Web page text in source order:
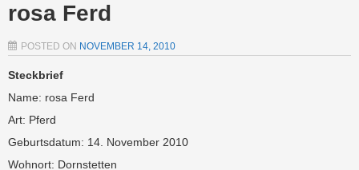
rosa Ferd
POSTED ON NOVEMBER 14, 2010
Steckbrief
Name: rosa Ferd
Art: Pferd
Geburtsdatum: 14. November 2010
Wohnort: Dornstetten